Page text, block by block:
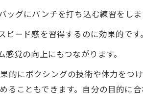
グにパンチを打ち込む練習をしま
ード感を習得するのに効果的です。
覚の向上にもつながります。
にボクシングの技術や体力をつ
ることもできます。自分の目的に